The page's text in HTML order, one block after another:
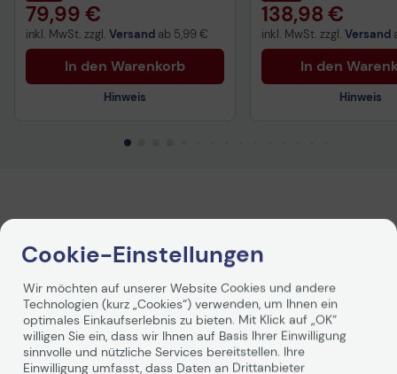
79,99 €
inkl. MwSt. zzgl. Versand ab 5,99 €
In den Warenkorb
Hinweis
138,98 €
inkl. MwSt. zzgl. Versand
In den
Hinweis
Technische Daten
PDF-Datenblatt
Allgemein
Cookie-Einstellungen
Wir möchten auf unserer Website Cookies und andere
Technologien (kurz „Cookies“) verwenden, um Ihnen ein
optimales Einkaufserlebnis zu bieten. Mit Klick auf „OK“
willigen Sie ein, dass wir Ihnen auf Basis Ihrer Einwilligung
sinnvolle und nützliche Services bereitstellen. Ihre
Einwilligung umfasst, dass Daten an Drittanbieter